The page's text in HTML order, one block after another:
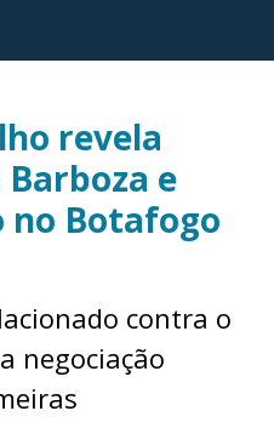
revela
e
Botafogo
contra o
negociação